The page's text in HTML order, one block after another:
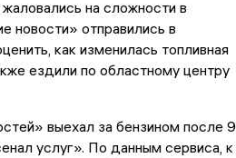
на сложности в
новости» отправились в
как изменилась топливная
ездили по областному центру
выехал за бензином после 9
услуг». По данным сервиса, к